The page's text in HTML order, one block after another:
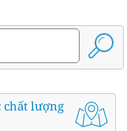
chất lượng